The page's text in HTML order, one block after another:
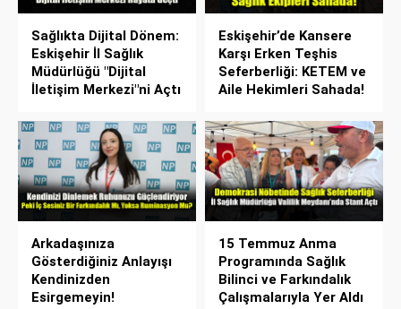
Sağlıkta Dijital Dönem:
Eskişehir İl Sağlık
Müdürlüğü "Dijital
İletişim Merkezi"ni Açtı
Eskişehir’de Kansere
Karşı Erken Teşhis
Seferberliği: KETEM ve
Aile Hekimleri Sahada!
Arkadaşınıza
Gösterdiğiniz Anlayışı
Kendinizden
Esirgemeyin!
15 Temmuz Anma
Programında Sağlık
Bilinci ve Farkındalık
Çalışmalarıyla Yer Aldı